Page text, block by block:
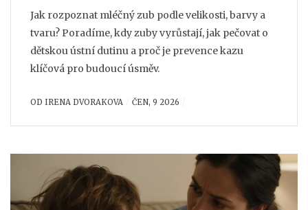
Jak rozpoznat mléčný zub podle velikosti, barvy a
tvaru? Poradíme, kdy zuby vyrůstají, jak pečovat o
dětskou ústní dutinu a proč je prevence kazu
klíčová pro budoucí úsměv.
OD IRENA DVORAKOVA ČEN, 9 2026